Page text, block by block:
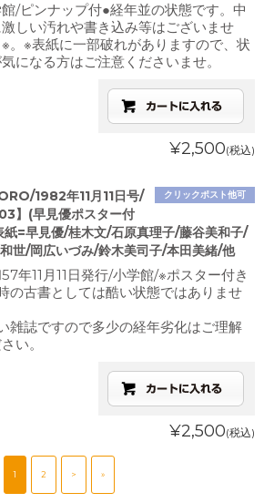
/ピンナップ付●経年並の状態です。中
しい汚れや書き込み等はございませ
。※表紙に一部破れがありますので、状
になる方はご注意くださいませ。
¥2,500(税込)
クリックポスト他可
1982年11月11日号/
】(早見優ポスター付
紙=早見優/桂木文/石原真理子/藤谷美和子/
世/岡広いづみ/鈴木美司子/本田美緒/他
年11月11日発行/小学館/※ポスター付き
の古書としては酷い状態ではありませ
雑誌ですので多少の経年劣化はご理解
い。
¥2,500(税込)
1 2 > »